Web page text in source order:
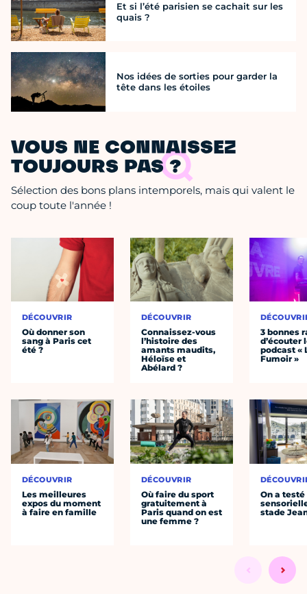
Et si l’été parisien se cachait sur les
quais ?
Nos idées de sorties pour garder la
tête dans les étoiles
VOUS NE CONNAISSEZ
TOUJOURS PAS ?
Sélection des bons plans intemporels, mais qui valent le
coup toute l'année !
DÉCOUVRIR
Où donner son
sang à Paris cet
été ?
DÉCOUVRIR
Les meilleures
expos du moment
à faire en famille
DÉCOUVRIR
Connaissez-vous
l’histoire des
amants maudits,
Héloïse et
Abélard ?
DÉCOUVRIR
Où faire du sport
gratuitement à
Paris quand on est
une femme ?
3 bonnes
d’écouter
podcast «
Fumoir »
On a
stade